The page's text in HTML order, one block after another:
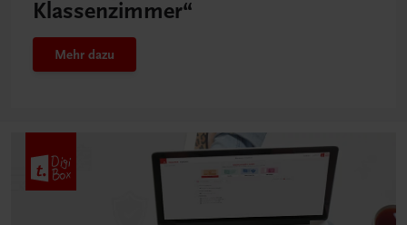
Klassenzimmer“
Mehr dazu